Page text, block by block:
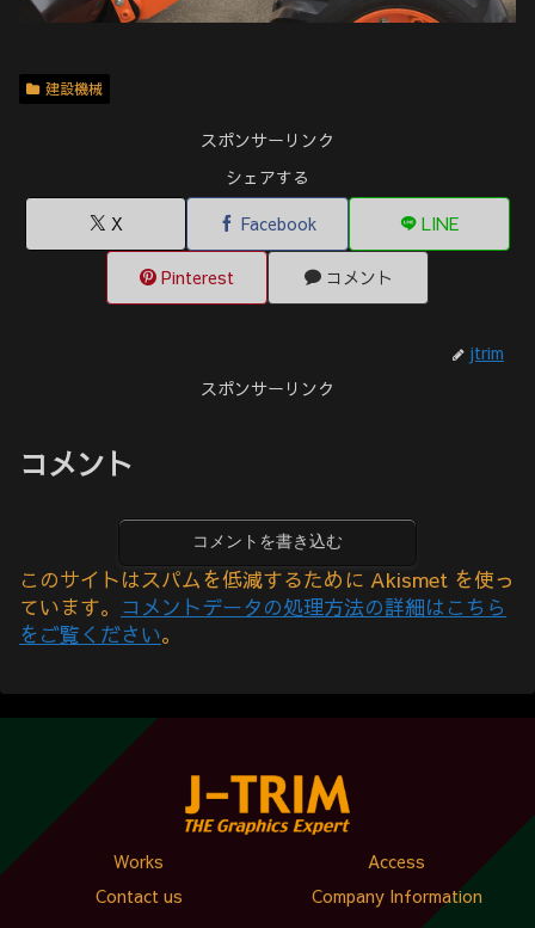
建設機械
スポンサーリンク
シェアする
X
Facebook LINE
Pinterest コメント
jtrim
スポンサーリンク
コメント
コメントを書き込む
このサイトはスパムを低減するために Akismet を使っ
ています。 コメントデータの処理方法の詳細はこちら
をご覧ください。
Works
Access
Contact us
Company Information